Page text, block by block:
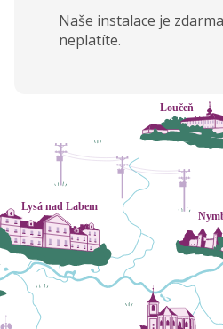
Naše instalace je
neplatíte.